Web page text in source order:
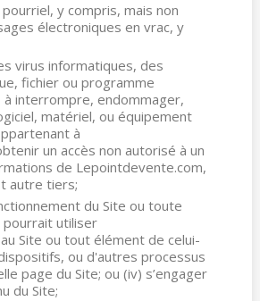
y compris, mais non
électroniques en vrac, y
virus informatiques, des
fichier ou programme
à interrompre, endommager,
matériel, ou équipement
à
un accès non autorisé à un
de Lepointdevente.com,
autre tiers;
du Site ou toute
pourrait utiliser
Site ou tout élément de celui-
ou d'autres processus
page du Site; ou (iv) s’engager
du Site;